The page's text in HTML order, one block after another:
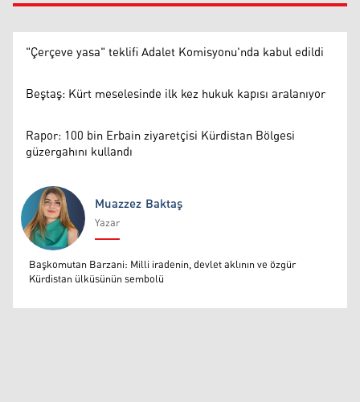
"Çerçeve yasa" teklifi Adalet Komisyonu'nda kabul edildi
Beştaş: Kürt meselesinde ilk kez hukuk kapısı aralanıyor
Rapor: 100 bin Erbain ziyaretçisi Kürdistan Bölgesi
güzergahını kullandı
Muazzez Baktaş
Muazzez Baktaş
Yazar
Başkomutan Barzani: Milli iradenin, devlet aklının ve özgür
Kürdistan ülküsünün sembolü